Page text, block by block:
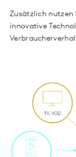
Zusätzlich nutzen
innovative